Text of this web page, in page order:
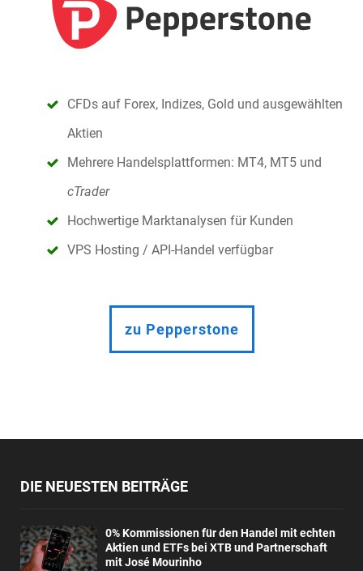
CFDs auf Forex, Indizes, Gold und ausgewählten
Aktien
Mehrere Handelsplattformen: MT4, MT5 und
cTrader
Hochwertige Marktanalysen für Kunden
VPS Hosting / API-Handel verfügbar
zu Pepperstone
DIE NEUESTEN BEITRÄGE
0% Kommissionen für den Handel mit echten
Aktien und ETFs bei XTB und Partnerschaft
mit José Mourinho